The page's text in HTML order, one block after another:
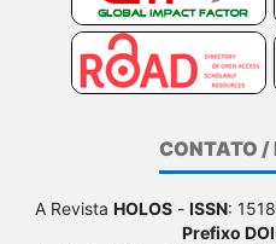
CONTATO /
A Revista HOLOS - ISSN:
Prefixo DOI